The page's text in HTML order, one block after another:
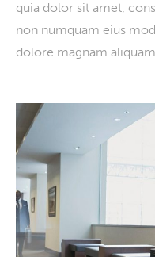
quia dolor sit amet,
non numquam eius
dolore magnam